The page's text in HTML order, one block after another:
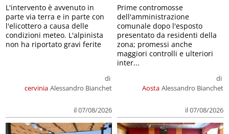
cervinia
di
Alessandro Bianchet
il 07/08/2026
L'intervento è avvenuto in
parte via terra e in parte con
l'elicottero a causa delle
condizioni meteo. L'alpinista
non ha riportato gravi ferite
Aosta
di
Alessandro Bianchet
il 07/08/2026
Prime contromosse
dell'amministrazione
comunale dopo l'esposto
presentato da residenti della
zona; promessi anche
maggiori controlli e ulteriori
inter...